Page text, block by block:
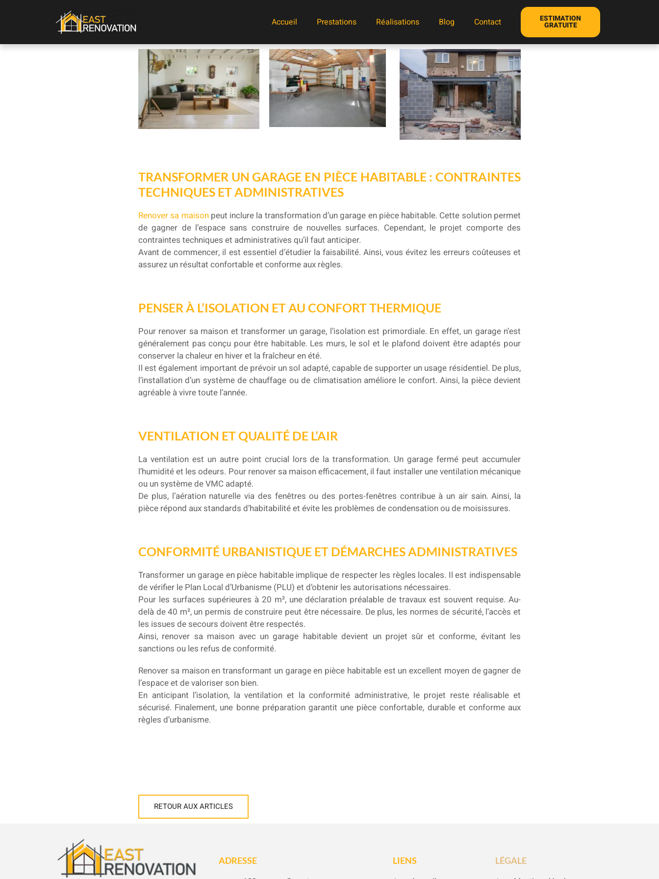
Accueil Prestations Réalisations Blog Contact ESTIMATION
GRATUITE
TRANSFORMER UN GARAGE EN PIÈCE HABITABLE : CONTRAINTES
TECHNIQUES ET ADMINISTRATIVES
Renover sa maisonpeut inclure la transformation d’un garage en pièce habitable. Cette solution permet
de gagner de l’espace sans construire de nouvelles surfaces. Cependant, le projet comporte des
contraintes techniques et administratives qu’il faut anticiper.
Avant de commencer, il est essentiel d’étudier la faisabilité. Ainsi, vous évitez les erreurs coûteuses et
assurez un résultat confortable et conforme aux règles.
PENSER À L’ISOLATION ET AU CONFORT THERMIQUE
Pour renover sa maison et transformer un garage, l’isolation est primordiale. En effet, un garage n’est
généralement pas conçu pour être habitable. Les murs, le sol et le plafond doivent être adaptés pour
conserver la chaleur en hiver et la fraîcheur en été.
Il est également important de prévoir un sol adapté, capable de supporter un usage résidentiel. De plus,
l’installation d’un système de chauffage ou de climatisation améliore le confort. Ainsi, la pièce devient
agréable à vivre toute l’année.
VENTILATION ET QUALITÉ DE L’AIR
La ventilation est un autre point crucial lors de la transformation. Un garage fermé peut accumuler
l’humidité et les odeurs. Pour renover sa maison efficacement, il faut installer une ventilation mécanique
ou un système de VMC adapté.
De plus, l’aération naturelle via des fenêtres ou des portes-fenêtres contribue à un air sain. Ainsi, la
pièce répond aux standards d’habitabilité et évite les problèmes de condensation ou de moisissures.
CONFORMITÉ URBANISTIQUE ET DÉMARCHES ADMINISTRATIVES
Transformer un garage en pièce habitable implique de respecter les règles locales. Il est indispensable
de vérifier le Plan Local d’Urbanisme (PLU) et d’obtenir les autorisations nécessaires.
Pour les surfaces supérieures à 20 m², une déclaration préalable de travaux est souvent requise. Au-
delà de 40 m², un permis de construire peut être nécessaire. De plus, les normes de sécurité, l’accès et
les issues de secours doivent être respectés.
Ainsi, renover sa maison avec un garage habitable devient un projet sûr et conforme, évitant les
sanctions ou les refus de conformité.
Renover sa maison en transformant un garage en pièce habitable est un excellent moyen de gagner de
l’espace et de valoriser son bien.
En anticipant l’isolation, la ventilation et la conformité administrative, le projet reste réalisable et
sécurisé. Finalement, une bonne préparation garantit une pièce confortable, durable et conforme aux
règles d’urbanisme.
RETOUR AUX ARTICLES
ADRESSE LIENS LÉGALE